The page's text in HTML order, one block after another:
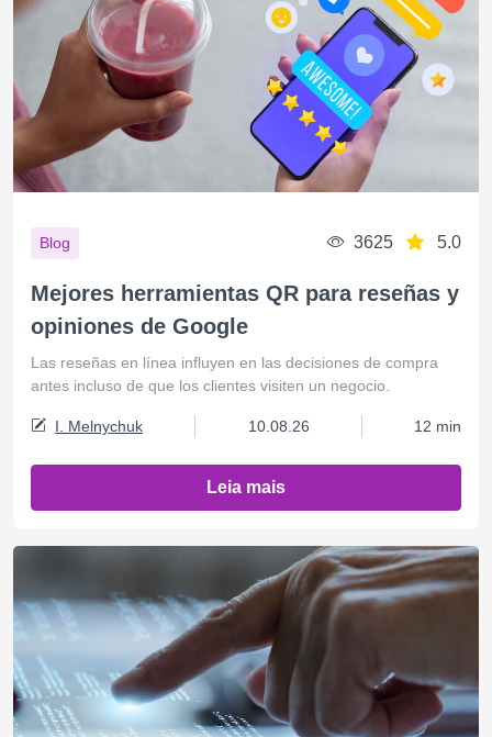
Blog 3625 5.0
Mejores herramientas QR para reseñas y
opiniones de Google
Las reseñas en línea influyen en las decisiones de compra
antes incluso de que los clientes visiten un negocio.
I. Melnychuk 10.08.26 12 min
Leia mais